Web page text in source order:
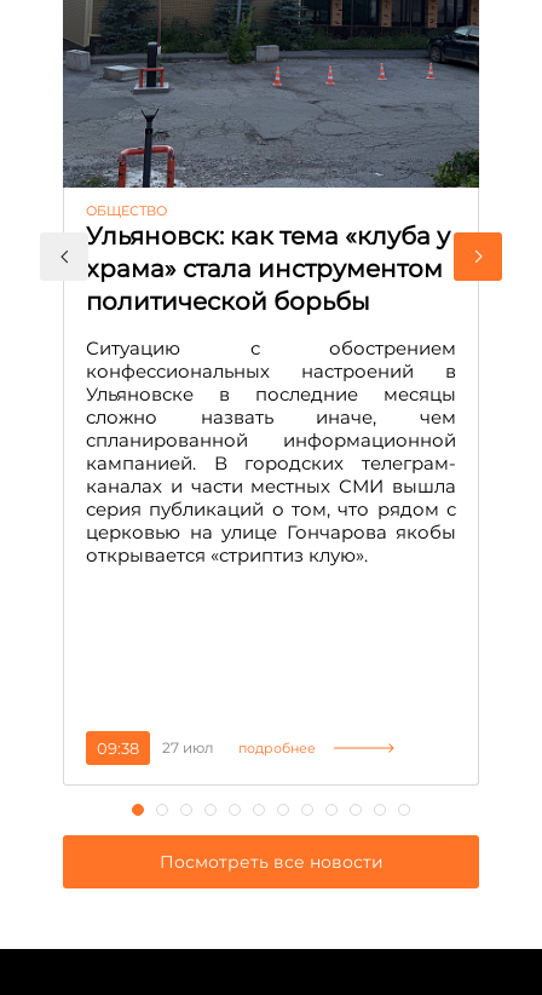
ОБЩЕСТВО
Ульяновск: как тема «клуба у
храма» стала инструментом
политической борьбы
Ситуацию с обострением
конфессиональных настроений в
Ульяновске в последние месяцы
сложно назвать иначе, чем
спланированной информационной
кампанией. В городских телеграм-
каналах и части местных СМИ вышла
серия публикаций о том, что рядом с
церковью на улице Гончарова якобы
открывается «стриптиз клую».
09:38 27 июл подробнее
Посмотреть все новости